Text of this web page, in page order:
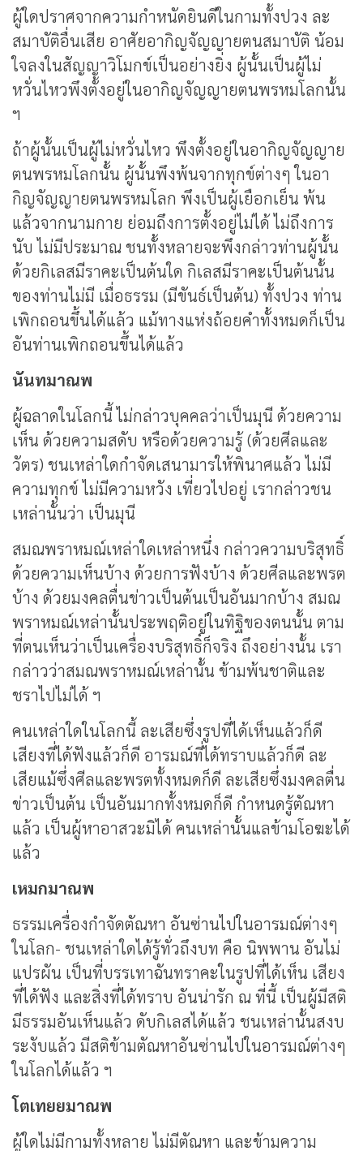
ผู้ใดปราศจากความกำหนัดยินดีในกามทั้งปวง ละ
สมาบัติอื่นเสีย อาศัยอากิญจัญญายตนสมาบัติ น้อม
ใจลงในสัญญาวิโมกข์เป็นอย่างยิ่ง ผู้นั้นเป็นผู้ไม่
หวั่นไหวพึงตั้งอยู่ในอากิญจัญญายตนพรหมโลกนั้น
ฯ
ถ้าผู้นั้นเป็นผู้ไม่หวั่นไหว พึงตั้งอยู่ในอากิญจัญญาย
ตนพรหมโลกนั้น ผู้นั้นพึงพ้นจากทุกข์ต่างๆ ในอา
กิญจัญญายตนพรหมโลก พึงเป็นผู้เยือกเย็น พ้น
แล้วจากนามกาย ย่อมถึงการตั้งอยู่ไม่ได้ ไม่ถึงการ
นับ ไม่มีประมาณ ชนทั้งหลายจะพึงกล่าวท่านผู้นั้น
ด้วยกิเลสมีราคะเป็นต้นใด กิเลสมีราคะเป็นต้นนั้น
ของท่านไม่มี เมื่อธรรม (มีขันธ์เป็นต้น) ทั้งปวง ท่าน
เพิกถอนขึ้นได้แล้ว แม้ทางแห่งถ้อยคำทั้งหมดก็เป็น
อันท่านเพิกถอนขึ้นได้แล้ว
นันทมาณพ
ผู้ฉลาดในโลกนี้ ไม่กล่าวบุคคลว่าเป็นมุนี ด้วยความ
เห็น ด้วยความสดับ หรือด้วยความรู้ (ด้วยศีลและ
วัตร) ชนเหล่าใดกำจัดเสนามารให้พินาศแล้ว ไม่มี
ความทุกข์ ไม่มีความหวัง เที่ยวไปอยู่ เรากล่าวชน
เหล่านั้นว่า เป็นมุนี
สมณพราหมณ์เหล่าใดเหล่าหนึ่ง กล่าวความบริสุทธิ์
ด้วยความเห็นบ้าง ด้วยการฟังบ้าง ด้วยศีลและพรต
บ้าง ด้วยมงคลตื่นข่าวเป็นต้นเป็นอันมากบ้าง สมณ
พราหมณ์เหล่านั้นประพฤติอยู่ในทิฐิของตนนั้น ตาม
ที่ตนเห็นว่าเป็นเครื่องบริสุทธิ์ก็จริง ถึงอย่างนั้น เรา
กล่าวว่าสมณพราหมณ์เหล่านั้น ข้ามพ้นชาติและ
ชราไปไม่ได้ ฯ
คนเหล่าใดในโลกนี้ ละเสียซึ่งรูปที่ได้เห็นแล้วก็ดี
เสียงที่ได้ฟังแล้วก็ดี อารมณ์ที่ได้ทราบแล้วก็ดี ละ
เสียแม้ซึ่งศีลและพรตทั้งหมดก็ดี ละเสียซึ่งมงคลตื่น
ข่าวเป็นต้น เป็นอันมากทั้งหมดก็ดี กำหนดรู้ตัณหา
แล้ว เป็นผู้หาอาสวะมิได้ คนเหล่านั้นแลข้ามโอฆะได้
แล้ว
เหมกมาณพ
ธรรมเครื่องกำจัดตัณหา อันซ่านไปในอารมณ์ต่างๆ
ในโลก- ชนเหล่าใดได้รู้ทั่วถึงบท คือ นิพพาน อันไม่
แปรผัน เป็นที่บรรเทาฉันทราคะในรูปที่ได้เห็น เสียง
ที่ได้ฟัง และสิ่งที่ได้ทราบ อันน่ารัก ณ ที่นี้ เป็นผู้มีสติ
มีธรรมอันเห็นแล้ว ดับกิเลสได้แล้ว ชนเหล่านั้นสงบ
ระงับแล้ว มีสติข้ามตัณหาอันซ่านไปในอารมณ์ต่างๆ
ในโลกได้แล้ว ฯ
โตเทยยมาณพ
ผู้ใดไม่มีกามทั้งหลาย ไม่มีตัณหา และข้ามความ